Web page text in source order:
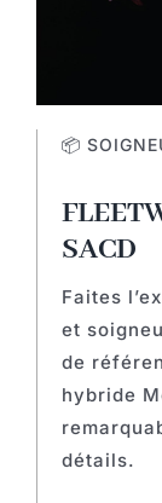
📦
SACD
Faites
et
de
hybride
détails.